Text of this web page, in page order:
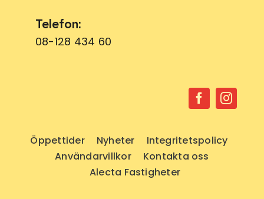
Telefon:
08-128 434 60
Öppettider Nyheter
Integritetspolicy
Användarvillkor
Kontakta oss
Alecta Fastigheter